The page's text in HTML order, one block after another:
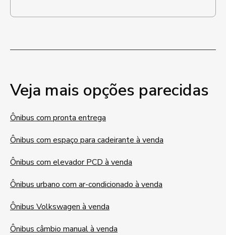
Veja mais opções parecidas
Ônibus com pronta entrega
Ônibus com espaço para cadeirante à venda
Ônibus com elevador PCD à venda
Ônibus urbano com ar-condicionado à venda
Ônibus Volkswagen à venda
Ônibus câmbio manual à venda